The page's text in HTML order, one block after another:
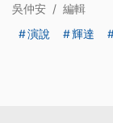
吳仲安 / 編輯
演說
輝達